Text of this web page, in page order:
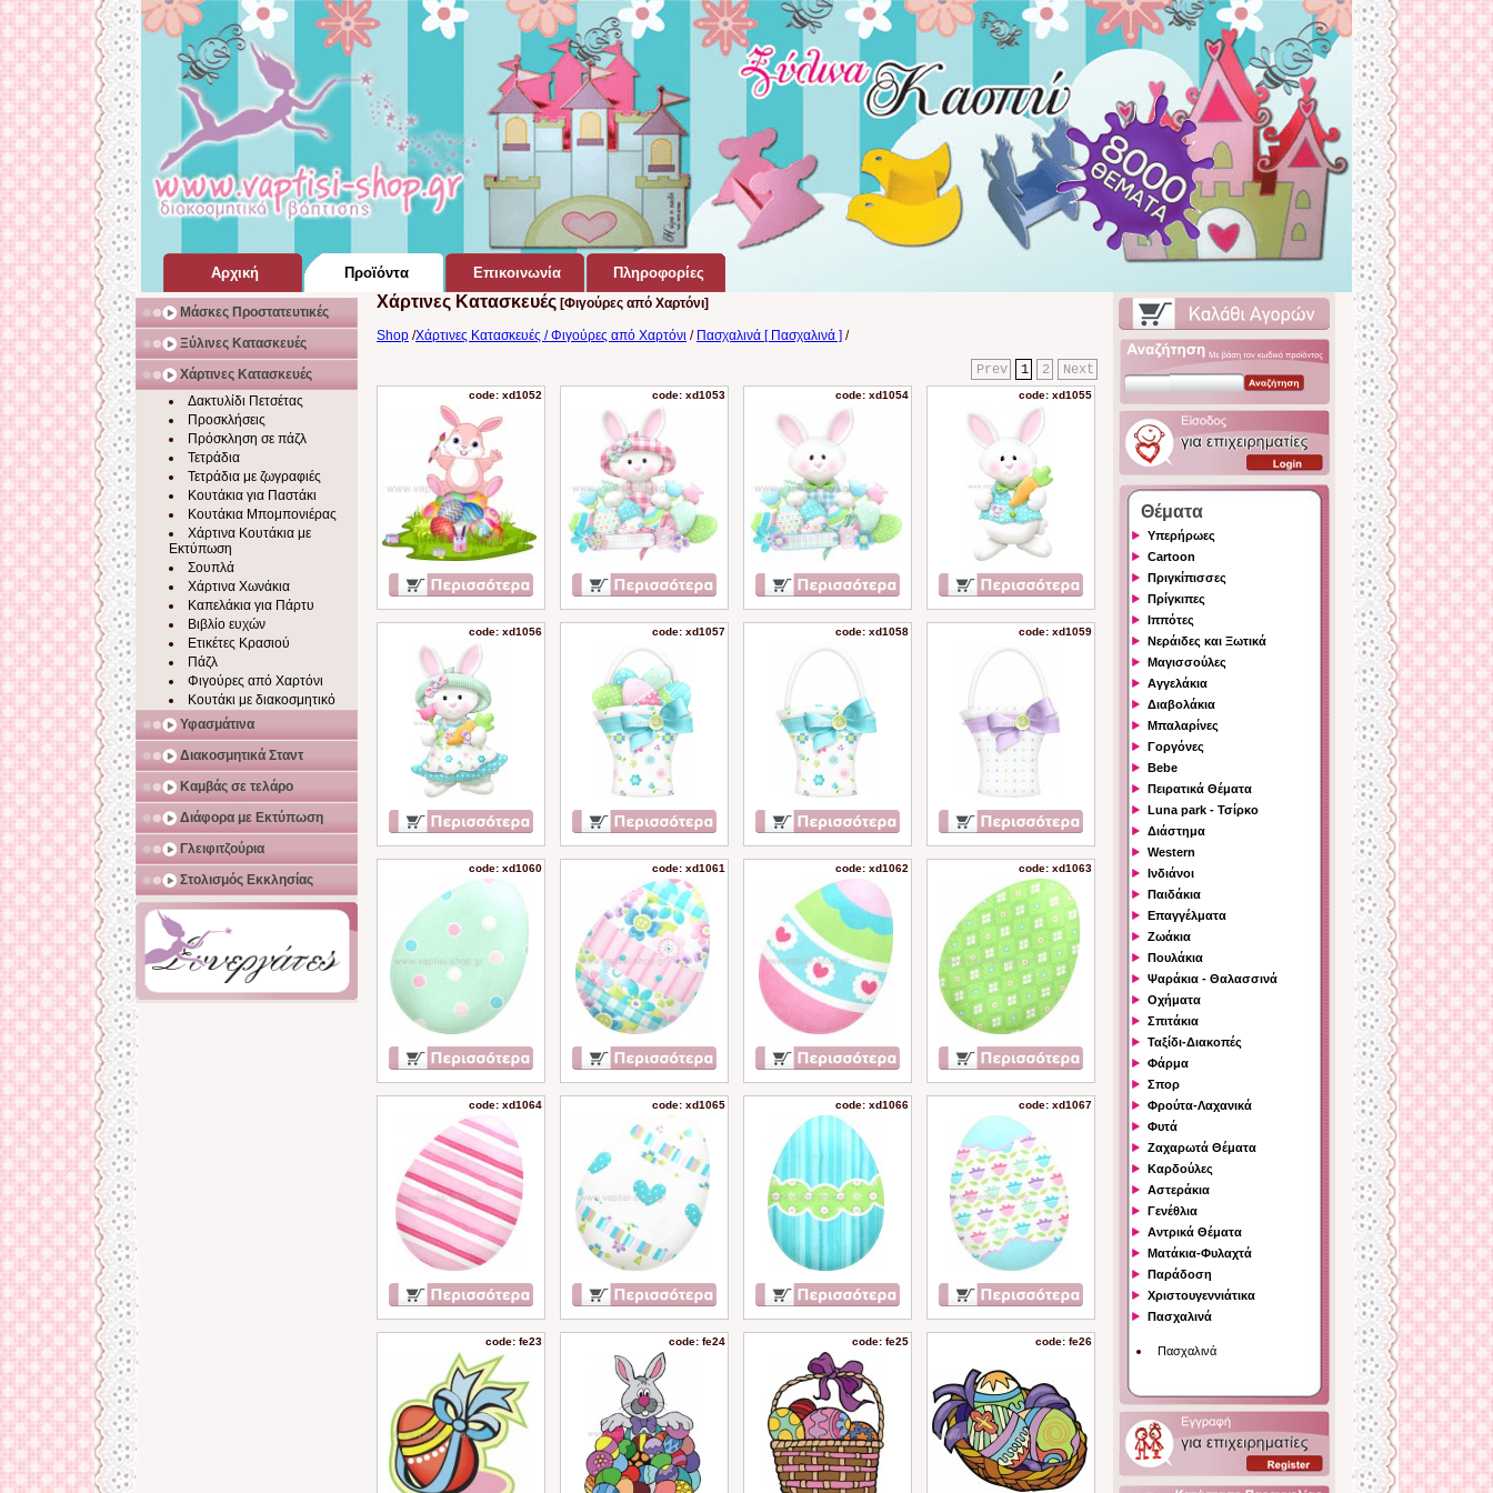
Αρχική
Σελίδα Home Page
Προϊόντα
για Βάπτιση
Επικοινωνία Πληροφορίες
Μάσκες Προστατευτικές
Ξύλινες Κατασκευές
Χάρτινες Κατασκευές
Δακτυλίδι Πετσέτας
Προσκλήσεις
Πρόσκληση σε πάζλ
Τετράδια
Τετράδια με ζωγραφιές
Κουτάκια για Παστάκι
Κουτάκια Μπομπονιέρας
Χάρτινα Κουτάκια με
Εκτύπωση
Σουπλά
Χάρτινα Χωνάκια
Καπελάκια για Πάρτυ
Βιβλίο ευχών
Ετικέτες Κρασιού
Πάζλ
Φιγούρες από Χαρτόνι
Κουτάκι με διακοσμητικό
Υφασμάτινα
Διακοσμητικά Σταντ
Καμβάς σε τελάρο
Διάφορα με Εκτύπωση
Γλειφιτζούρια
Στολισμός Εκκλησίας
Χάρτινες Κατασκευές [Φιγούρες από Χαρτόνι]
Shop /Χάρτινες Κατασκευές / Φιγούρες από Χαρτόνι / Πασχαλινά [ Πασχαλινά ] /
Next
2
1
Prev
code: xd1052 code: xd1053 code: xd1054 code: xd1055
code: xd1056 code: xd1057 code: xd1058 code: xd1059
code: xd1060 code: xd1061 code: xd1062 code: xd1063
code: xd1064 code: xd1065 code: xd1066 code: xd1067
code: fe23 code: fe24 code: fe25 code: fe26
Θέματα
Υπερήρωες
Cartoon
Πριγκίπισσες
Πρίγκιπες
Ιππότες
Νεράιδες και Ξωτικά
Μαγισσούλες
Αγγελάκια
Διαβολάκια
Μπαλαρίνες
Γοργόνες
Bebe
Πειρατικά Θέματα
Luna park - Τσίρκο
Διάστημα
Western
Ινδιάνοι
Παιδάκια
Επαγγέλματα
Ζωάκια
Πουλάκια
Ψαράκια - Θαλασσινά
Οχήματα
Σπιτάκια
Ταξίδι-Διακοπές
Φάρμα
Σπορ
Φρούτα-Λαχανικά
Φυτά
Ζαχαρωτά Θέματα
Καρδούλες
Αστεράκια
Γενέθλια
Αντρικά Θέματα
Ματάκια-Φυλαχτά
Παράδοση
Χριστουγεννιάτικα
Πασχαλινά
Πασχαλινά